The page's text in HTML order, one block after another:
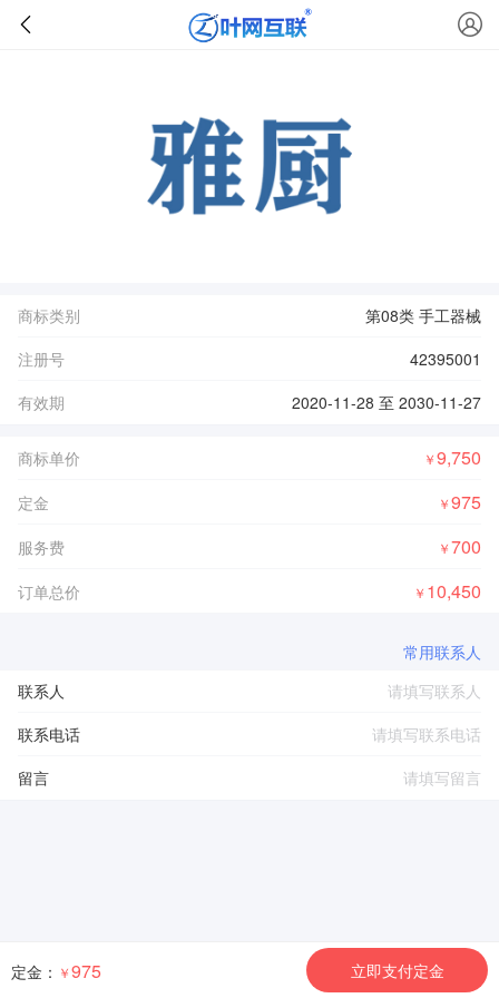
商标类别
第08类 手工器械
注册号
42395001
有效期
2020-11-28 至 2030-11-27
商标单价 ￥9,750
定金 ￥975
服务费 ￥700
订单总价 ￥ 10,450
常用联系人
联系人
联系电话
留言
定金： ￥975 立即支付定金